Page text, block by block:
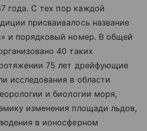
года. С тех пор каждой
присваивалось название
и порядковый номер. В общей
40 таких
75 лет дрейфующие
исследования в области
и биологии моря,
изменения площади льдов,
в ионосферном